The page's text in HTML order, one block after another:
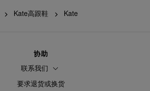
Kate高跟鞋 Kate
协助
联系我们
要求退货或换货